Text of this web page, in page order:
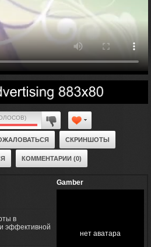
СКРИНШОТЫ
КОММЕНТАРИИ (0)
Gamber
нет аватара
в
эффективной